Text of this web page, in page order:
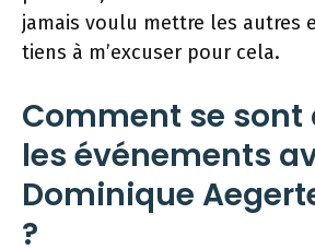
jamais voulu mettre les autres
tiens à m’excuser pour cela.
Comment se sont
les événements
Dominique
?